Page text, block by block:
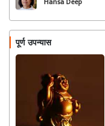
पूर्ण उपन्यास